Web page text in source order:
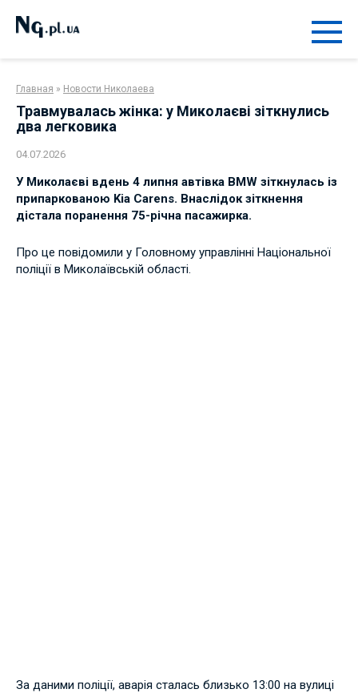
контенту
Главная » Новости Николаева
Травмувалась жінка: у Миколаєві зіткнулись
два легковика
04.07.2026
У Миколаєві вдень 4 липня автівка BMW зіткнулась із
припаркованою Kia Carens. Внаслідок зіткнення
дістала поранення 75-річна пасажирка.
Про це повідомили у Головному управлінні Національної
поліції в Миколаївській області.
За даними поліції, аварія сталась близько 13:00 на вулиці